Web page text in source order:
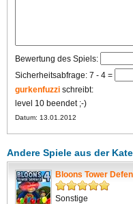
Bewertung des Spiels:
Sicherheitsabfrage: 7 - 4 =
gurkenfuzzi schreibt:
level 10 beendet ;-)
Datum: 13.01.2012
Andere Spiele aus der
Bloons Tower
Sonstige